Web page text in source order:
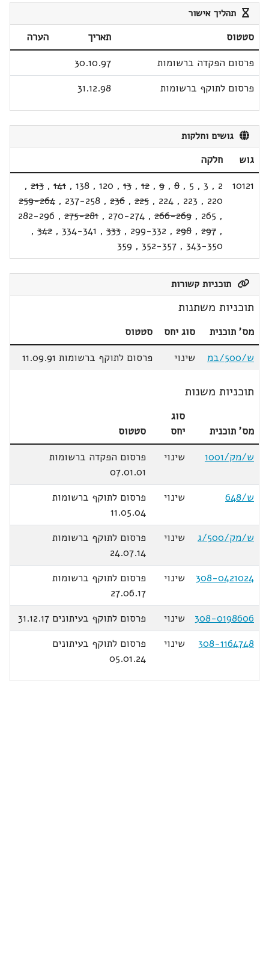
תהליך אישור
סטטוס תאריך
הערה
פרסום הפקדה ברשומות
30.10.97
פרסום לתוקף ברשומות
31.12.98
גושים וחלקות
גוש
חלקה
10121
2
,
3
,
5
,
8
,
9
,
12
,
13
,
120
,
138
,
141
,
213
,
220
,
223
,
224
,
225
,
236
,
237-258
,
259-264
,
265
,
266-269
,
270-274
,
275-281
,
282-296
,
297
,
298
,
299-332
,
333
,
334-341
,
342
,
343-350
,
352-357
,
359
תוכניות קשורות
תוכניות משתנות
מס' תוכנית סוג יחס
סטטוס
ש/500/במ
שינוי פרסום לתוקף ברשומות 11.09.91
תוכניות משנות
מס' תוכנית
סוג
יחס
סטטוס
ש/מק/1001
שינוי
פרסום הפקדה ברשומות
07.01.01
ש/648
שינוי
פרסום לתוקף ברשומות
11.05.04
ש/מק/500/ג
שינוי
פרסום לתוקף ברשומות
24.07.14
308-0421024
שינוי
פרסום לתוקף ברשומות
27.06.17
308-0198606
שינוי
פרסום לתוקף בעיתונים 31.12.17
308-1164748
שינוי
פרסום לתוקף בעיתונים
05.01.24